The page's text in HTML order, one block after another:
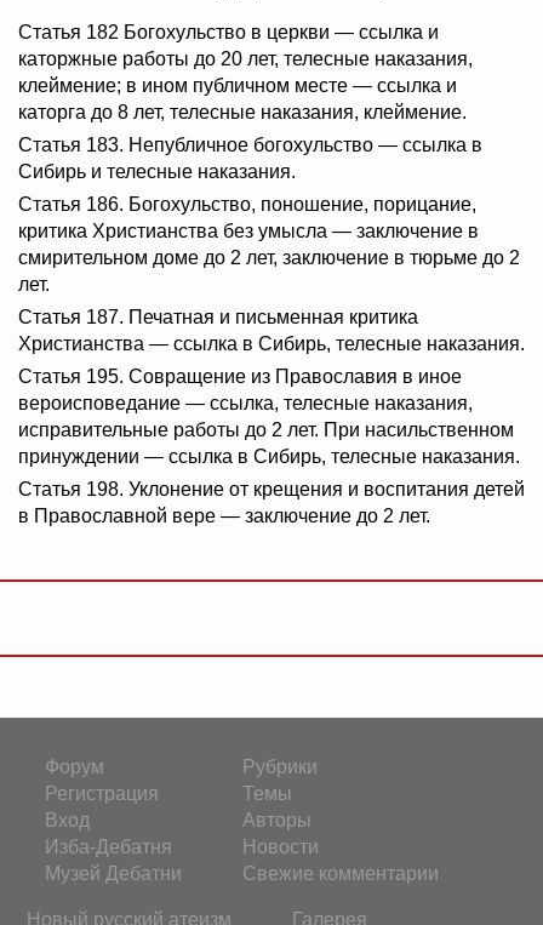
Статья 182 Богохульство в церкви — ссылка и
каторжные работы до 20 лет, телесные наказания,
клеймение; в ином публичном месте — ссылка и
каторга до 8 лет, телесные наказания, клеймение.
Статья 183. Непубличное богохульство — ссылка в
Сибирь и телесные наказания.
Статья 186. Богохульство, поношение, порицание,
критика Христианства без умысла — заключение в
смирительном доме до 2 лет, заключение в тюрьме до 2
лет.
Статья 187. Печатная и письменная критика
Христианства — ссылка в Сибирь, телесные наказания.
Статья 195. Совращение из Православия в иное
вероисповедание — ссылка, телесные наказания,
исправительные работы до 2 лет. При насильственном
принуждении — ссылка в Сибирь, телесные наказания.
Статья 198. Уклонение от крещения и воспитания детей
в Православной вере — заключение до 2 лет.
Форум
Регистрация
Вход
Изба-Дебатня
Музей Дебатни
Рубрики
Темы
Авторы
Новости
Свежие комментарии
Новый русский атеизм Галерея